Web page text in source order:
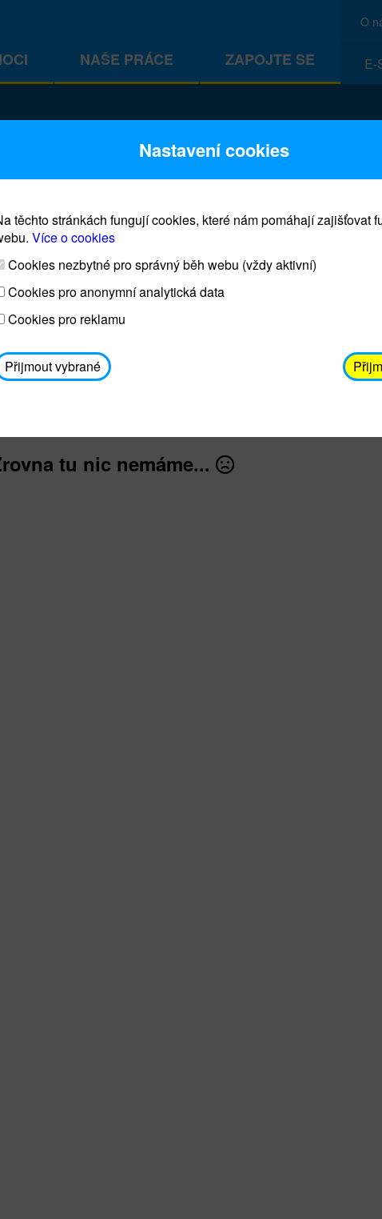
NAŠE PRÁCE ZAPOJTE SE
O
E-
Prodej blahopřání a dárků
Prodejna UNICEF bude otevřena každý čtvrtek
osobním odběrem je možné vyzvednout po
avodickova@unicef.cz nebo telefonním čísle
dále
tu nic nemáme...
Nastavení cookies
těchto stránkách fungují cookies, které nám pomáhají zajišťovat
Více o cookies
Cookies nezbytné pro správný běh webu (vždy aktivní)
Cookies pro anonymní analytická data
Cookies pro reklamu
Přijmout vybrané